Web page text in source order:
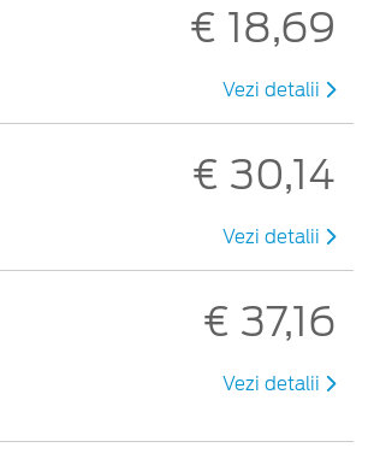
€ 18,69
Vezi detalii
€ 30,14
Vezi detalii
€ 37,16
Vezi detalii